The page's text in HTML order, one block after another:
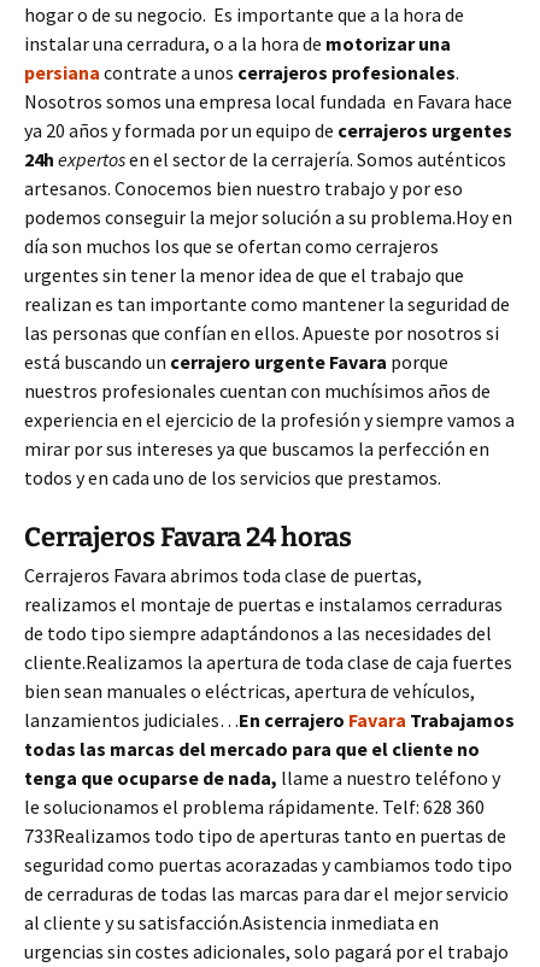
hogar o de su negocio. Es importante que a la hora de
instalar una cerradura, o a la hora de motorizar una
persiana contrate a unos cerrajeros profesionales.
Nosotros somos una empresa local fundada en Favara hace
ya 20 años y formada por un equipo de cerrajeros urgentes
24h expertosen el sector de la cerrajería. Somos auténticos
artesanos. Conocemos bien nuestro trabajo y por eso
podemos conseguir la mejor solución a su problema.Hoy en
día son muchos los que se ofertan como cerrajeros
urgentes sin tener la menor idea de que el trabajo que
realizan es tan importante como mantener la seguridad de
las personas que confían en ellos. Apueste por nosotros si
está buscando un cerrajero urgente Favara porque
nuestros profesionales cuentan con muchísimos años de
experiencia en el ejercicio de la profesión y siempre vamos a
mirar por sus intereses ya que buscamos la perfección en
todos y en cada uno de los servicios que prestamos.
Cerrajeros Favara 24 horas
Cerrajeros Favara abrimos toda clase de puertas,
realizamos el montaje de puertas e instalamos cerraduras
de todo tipo siempre adaptándonos a las necesidades del
cliente.Realizamos la apertura de toda clase de caja fuertes
bien sean manuales o eléctricas, apertura de vehículos,
lanzamientos judiciales…En cerrajero Favara Trabajamos
todas las marcas del mercado para que el cliente no
tenga que ocuparse de nada, llame a nuestro teléfono y
le solucionamos el problema rápidamente. Telf: 628 360
733Realizamos todo tipo de aperturas tanto en puertas de
seguridad como puertas acorazadas y cambiamos todo tipo
de cerraduras de todas las marcas para dar el mejor servicio
al cliente y su satisfacción.Asistencia inmediata en
urgencias sin costes adicionales, solo pagará por el trabajo